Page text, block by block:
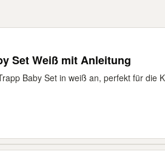
Set Weiß mit Anleitung
Baby Set in weiß an, perfekt für die